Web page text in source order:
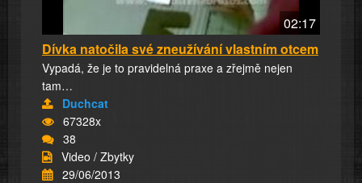
02:17
Dívka natočila své zneužívání vlastním otcem
Vypadá, že je to pravidelná praxe a zřejmě nejen
tam…
Duchcat
67328x
38
Video / Zbytky
29/06/2013